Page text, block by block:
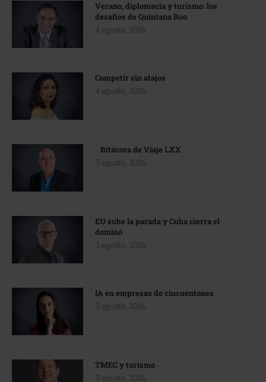
Verano, diplomacia y turismo: los
desafíos de Quintana Roo
4 agosto, 2026
Competir sin atajos
4 agosto, 2026
Bitácora de Viaje LXX
3 agosto, 2026
EU sube la parada y Cuba cierra el
dominó
3 agosto, 2026
IA en empresas de cincuentones
3 agosto, 2026
TMEC y turismo
3 agosto, 2026